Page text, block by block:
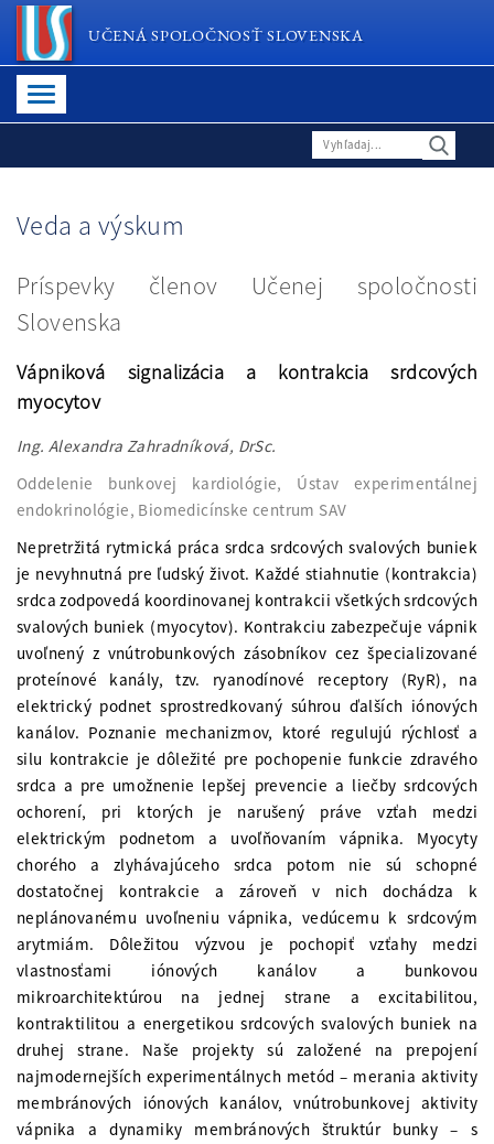
UČENÁ SPOLOČNOSŤ SLOVENSKA
Veda a výskum
Príspevky členov Učenej spoločnosti
Slovenska
Vápniková signalizácia a kontrakcia srdcových
myocytov
Ing. Alexandra Zahradníková, DrSc.
Oddelenie bunkovej kardiológie, Ústav experimentálnej
endokrinológie, Biomedicínske centrum SAV
Nepretržitá rytmická práca srdca srdcových svalových buniek
je nevyhnutná pre ľudský život. Každé stiahnutie (kontrakcia)
srdca zodpovedá koordinovanej kontrakcii všetkých srdcových
svalových buniek (myocytov). Kontrakciu zabezpečuje vápnik
uvoľnený z vnútrobunkových zásobníkov cez špecializované
proteínové kanály, tzv. ryanodínové receptory (RyR), na
elektrický podnet sprostredkovaný súhrou ďalších iónových
kanálov. Poznanie mechanizmov, ktoré regulujú rýchlosť a
silu kontrakcie je dôležité pre pochopenie funkcie zdravého
srdca a pre umožnenie lepšej prevencie a liečby srdcových
ochorení, pri ktorých je narušený práve vzťah medzi
elektrickým podnetom a uvoľňovaním vápnika. Myocyty
chorého a zlyhávajúceho srdca potom nie sú schopné
dostatočnej kontrakcie a zároveň v nich dochádza k
neplánovanému uvoľneniu vápnika, vedúcemu k srdcovým
arytmiám. Dôležitou výzvou je pochopiť vzťahy medzi
vlastnosťami iónových kanálov a bunkovou
mikroarchitektúrou na jednej strane a excitabilitou,
kontraktilitou a energetikou srdcových svalových buniek na
druhej strane. Naše projekty sú založené na prepojení
najmodernejších experimentálnych metód – merania aktivity
membránových iónových kanálov, vnútrobunkovej aktivity
vápnika a dynamiky membránových štruktúr bunky – s